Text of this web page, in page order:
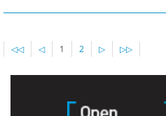
◁◁ ◁ 1 2 ▷ ▷▷